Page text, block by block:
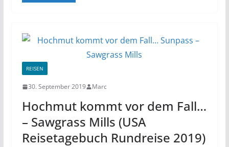
REISEN
30. September 2019 Marc
Hochmut kommt vor dem Fall…
– Sawgrass Mills (USA
Reisetagebuch Rundreise 2019)